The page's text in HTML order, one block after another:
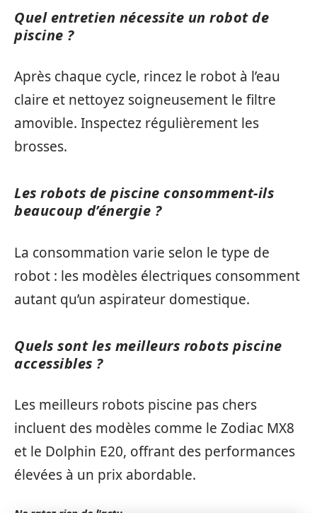
Quel entretien nécessite un robot de
piscine ?
Après chaque cycle, rincez le robot à l’eau
claire et nettoyez soigneusement le filtre
amovible. Inspectez régulièrement les
brosses.
Les robots de piscine consomment-ils
beaucoup d’énergie ?
La consommation varie selon le type de
robot : les modèles électriques consomment
autant qu’un aspirateur domestique.
Quels sont les meilleurs robots piscine
accessibles ?
Les meilleurs robots piscine pas chers
incluent des modèles comme le Zodiac MX8
et le Dolphin E20, offrant des performances
élevées à un prix abordable.